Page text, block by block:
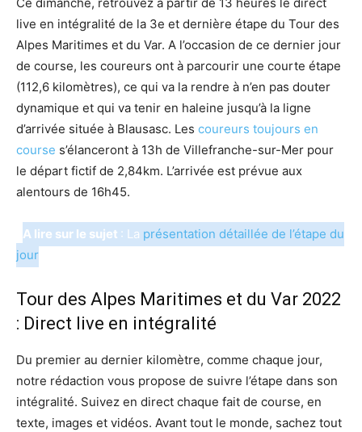
live en intégralité de la 3e et dernière étape du Tour des
Alpes Maritimes et du Var. A l’occasion de ce dernier jour
de course, les coureurs ont à parcourir une courte étape
(112,6 kilomètres), ce qui va la rendre à n’en pas douter
dynamique et qui va tenir en haleine jusqu’à la ligne
d’arrivée située à Blausasc. Les coureurs toujours en
course s’élanceront à 13h de Villefranche-sur-Mer pour
le départ fictif de 2,84km. L’arrivée est prévue aux
alentours de 16h45.
A lire sur le sujet : La présentation détaillée de l’étape du
jour
Tour des Alpes Maritimes et du Var 2022
: Direct live en intégralité
Du premier au dernier kilomètre, comme chaque jour,
notre rédaction vous propose de suivre l’étape dans son
intégralité. Suivez en direct chaque fait de course, en
texte, images et vidéos. Avant tout le monde, sachez tout